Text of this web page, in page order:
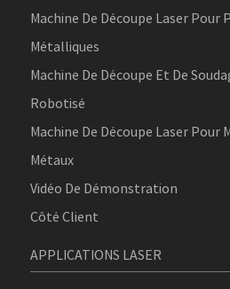
Machine De Découpe Laser Pour
Métalliques
Machine De Découpe Et De
Robotisé
Machine De Découpe Laser Pour
Métaux
Vidéo De Démonstration
Côté Client
APPLICATIONS LASER